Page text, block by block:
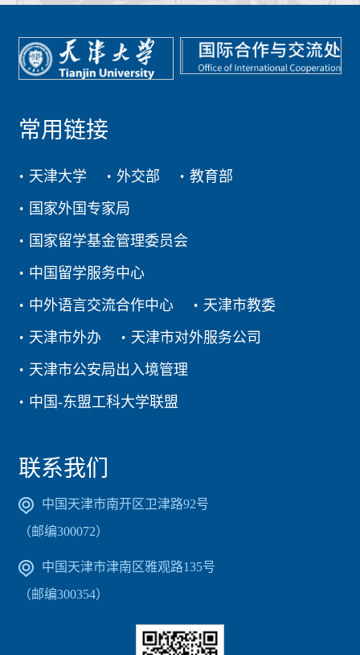
常用链接
天津大学 外交部
教育部
国家外国专家局
国家留学基金管理委员会
中国留学服务中心
中外语言交流合作中心
天津市教委
天津市外办
天津市对外服务公司
天津市公安局出入境管理
中国-东盟工科大学联盟
联系我们
中国天津市南开区卫津路92号
（邮编300072）
中国天津市津南区雅观路135号
（邮编300354）